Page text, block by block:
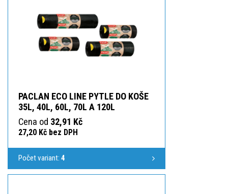
PACLAN ECO LINE PYTLE DO KOŠE
35L, 40L, 60L, 70L A 120L
Cena od 32,91 Kč
27,20 Kč bez DPH
Počet variant: 4